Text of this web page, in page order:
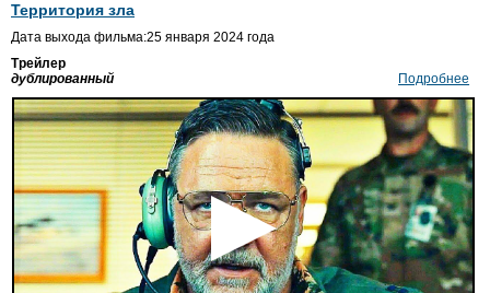
Территория зла
Дата выхода фильма:25 января 2024 года
Трейлер
дублированный
Подробнее